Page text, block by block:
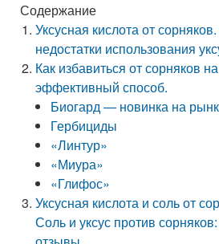
Содержание
Уксусная кислота от
недостатки использования
Как избавиться от сорняков
эффективный способ.
Биогард — новинка на
Гербициды
«Линтур»
«Миура»
«Глифос»
Уксусная кислота и соль от
Соль и уксус против